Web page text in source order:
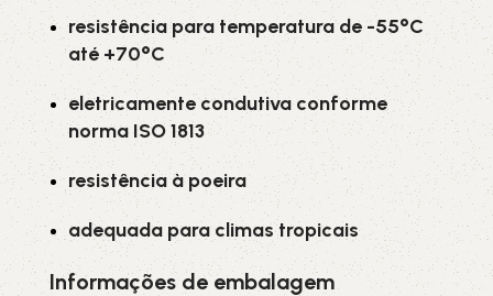
resistência para temperatura de -55°C
até +70°C
eletricamente condutiva conforme
norma ISO 1813
resistência à poeira
adequada para climas tropicais
Informações de embalagem